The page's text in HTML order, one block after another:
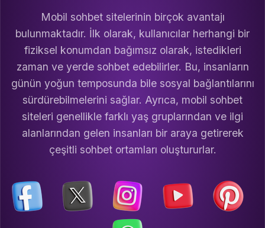
Mobil sohbet sitelerinin birçok avantajı
bulunmaktadır. İlk olarak, kullanıcılar herhangi bir
fiziksel konumdan bağımsız olarak, istedikleri
zaman ve yerde sohbet edebilirler. Bu, insanların
günün yoğun temposunda bile sosyal bağlantılarını
sürdürebilmelerini sağlar. Ayrıca, mobil sohbet
siteleri genellikle farklı yaş gruplarından ve ilgi
alanlarından gelen insanları bir araya getirerek
çeşitli sohbet ortamları oluştururlar.